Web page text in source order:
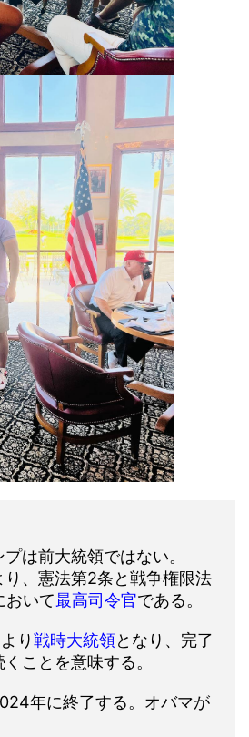
は前大統領ではない。
、憲法第2条と戦争権限法
おいて最高司令官である。
り戦時大統領となり、完了
ことを意味する。
年に終了する。オバマが